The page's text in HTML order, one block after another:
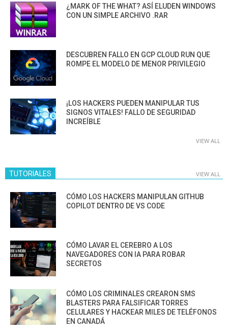
¿MARK OF THE WHAT? ASÍ ELUDEN WINDOWS
CON UN SIMPLE ARCHIVO .RAR
DESCUBREN FALLO EN GCP CLOUD RUN QUE
ROMPE EL MODELO DE MENOR PRIVILEGIO
¡LOS HACKERS PUEDEN MANIPULAR TUS
SIGNOS VITALES! FALLO DE SEGURIDAD
INCREÍBLE
VIEW ALL
TUTORIALES VIEW ALL
CÓMO LOS HACKERS MANIPULAN GITHUB
COPILOT DENTRO DE VS CODE
CÓMO LAVAR EL CEREBRO A LOS
NAVEGADORES CON IA PARA ROBAR
SECRETOS
CÓMO LOS CRIMINALES CREARON SMS
BLASTERS PARA FALSIFICAR TORRES
CELULARES Y HACKEAR MILES DE TELÉFONOS
EN CANADÁ